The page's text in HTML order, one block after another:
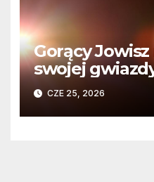
Gorący
swojej
Teleskopu
80606 b
CZE 25, 2026